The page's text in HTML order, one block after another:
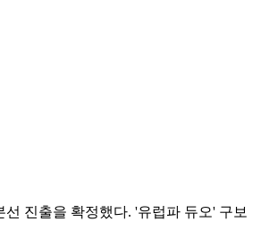
진출을 확정했다. '유럽파 듀오' 구보